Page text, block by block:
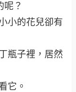
呢？
小的花兒卻有
瓶子裡，居然
它。